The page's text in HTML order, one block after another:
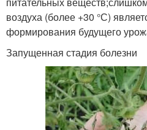
воздуха (более +30 °С)
формирования будущего
Запущенная стадия болезни